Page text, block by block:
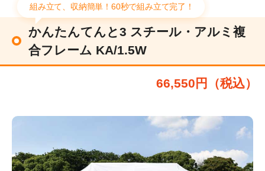
組み立て、収納簡単！60秒で組み立て完了！
かんたんてんと3 スチール・アルミ複
合フレーム KA/1.5W
66,550円（税込）